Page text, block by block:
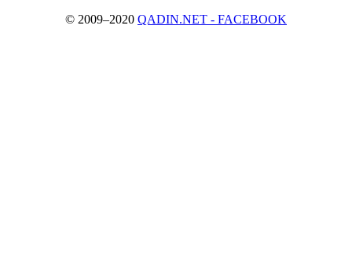
© 2009–2020 QADIN.NET - FACEBOOK